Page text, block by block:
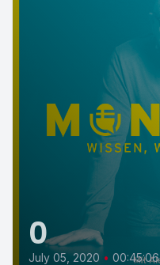
0
July 05, 2020 • 00:45:06